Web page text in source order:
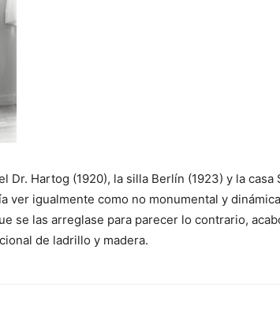
Hartog (1920), la silla Berlín (1923) y la
ver igualmente como no monumental y
se las arreglase para parecer lo contrario,
de ladrillo y madera.